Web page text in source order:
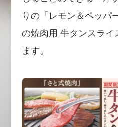
りの「レモン＆ペッパ
の焼肉用 牛タンスライ
ます。